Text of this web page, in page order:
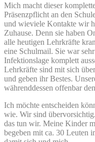
Mich macht dieser
Präsenzpflicht an den
und wieviele Kontakte wir
Zuhause. Denn sie haben
alle heutigen Lehrkräfte
eine Schulmail. Sie war
Infektionslage komplett
Lehrkräfte sind mit sich
und geben ihr Bestes.
währenddessen offenbar
Ich möchte entscheiden
wie. Wir sind
das tun wir. Meine Kinder
begeben mit ca. 30 Leuten